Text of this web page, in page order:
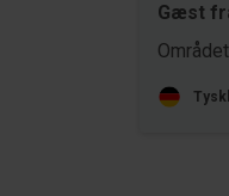
Gæst